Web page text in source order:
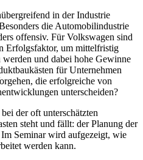
in der Industrie
die Automobilindustrie
offensiv. Für Volkswagen sind
Erfolgsfaktor, um mittelfristig
und dabei hohe Gewinne
für Unternehmen
die erfolgreiche von
unterscheiden?
der oft unterschätzten
steht und fällt: der Planung der
Seminar wird aufgezeigt, wie
werden kann.